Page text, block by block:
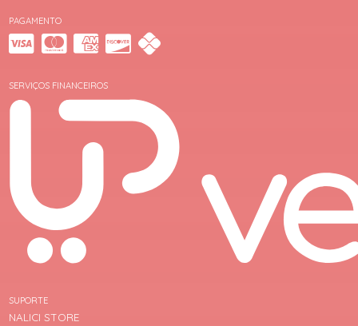
PAGAMENTO
SERVIÇOS FINANCEIROS
SUPORTE
NALICI STORE